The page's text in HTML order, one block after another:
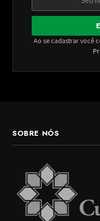
Ao se cadastrar você
SOBRE NÓS